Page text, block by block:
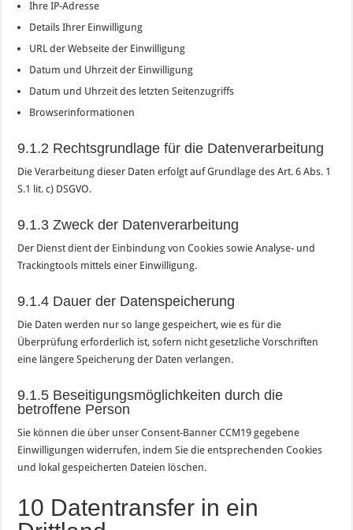
Ihre IP-Adresse
Details Ihrer Einwilligung
URL der Webseite der Einwilligung
Datum und Uhrzeit der Einwilligung
Datum und Uhrzeit des letzten Seitenzugriffs
Browserinformationen
9.1.2 Rechtsgrundlage für die Datenverarbeitung
Die Verarbeitung dieser Daten erfolgt auf Grundlage des Art. 6 Abs. 1
S.1 lit. c) DSGVO.
9.1.3 Zweck der Datenverarbeitung
Der Dienst dient der Einbindung von Cookies sowie Analyse- und
Trackingtools mittels einer Einwilligung.
9.1.4 Dauer der Datenspeicherung
Die Daten werden nur so lange gespeichert, wie es für die
Überprüfung erforderlich ist, sofern nicht gesetzliche Vorschriften
eine längere Speicherung der Daten verlangen.
9.1.5 Beseitigungsmöglichkeiten durch die
betroffene Person
Sie können die über unser Consent-Banner CCM19 gegebene
Einwilligungen widerrufen, indem Sie die entsprechenden Cookies
und lokal gespeicherten Dateien löschen.
10 Datentransfer in ein